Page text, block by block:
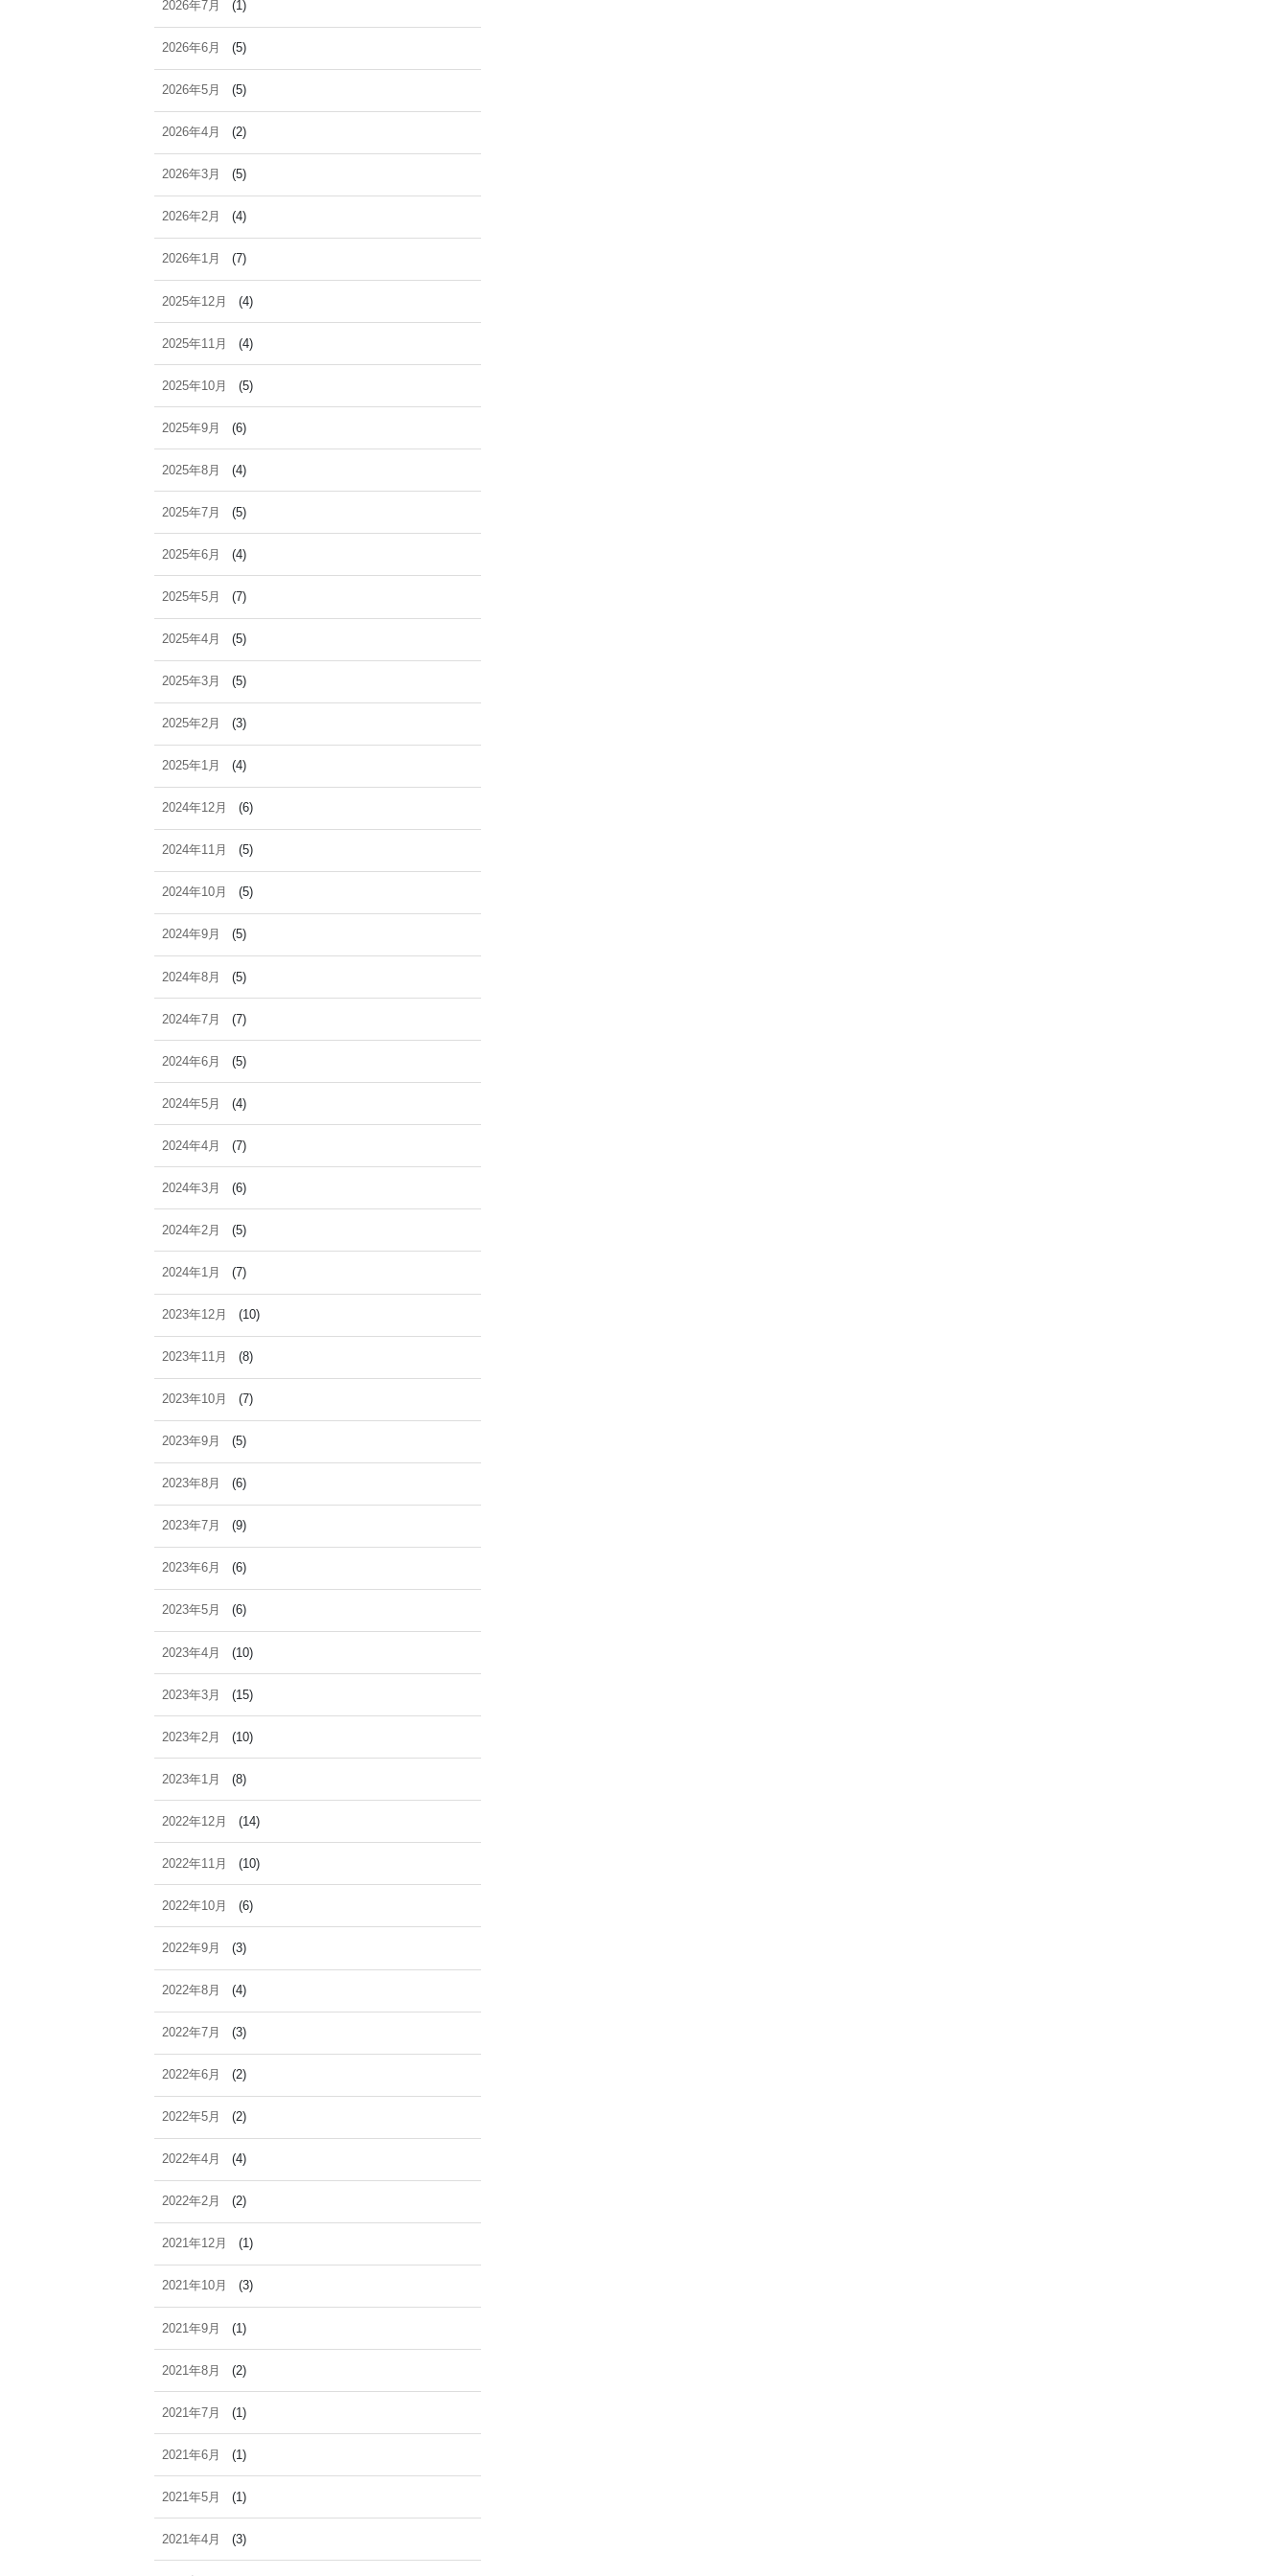
2026年7月 (1)
2026年6月 (5)
2026年5月 (5)
2026年4月 (2)
2026年3月 (5)
2026年2月 (4)
2026年1月 (7)
2025年12月 (4)
2025年11月 (4)
2025年10月 (5)
2025年9月 (6)
2025年8月 (4)
2025年7月 (5)
2025年6月 (4)
2025年5月 (7)
2025年4月 (5)
2025年3月 (5)
2025年2月 (3)
2025年1月 (4)
2024年12月 (6)
2024年11月 (5)
2024年10月 (5)
2024年9月 (5)
2024年8月 (5)
2024年7月 (7)
2024年6月 (5)
2024年5月 (4)
2024年4月 (7)
2024年3月 (6)
2024年2月 (5)
2024年1月 (7)
2023年12月 (10)
2023年11月 (8)
2023年10月 (7)
2023年9月 (5)
2023年8月 (6)
2023年7月 (9)
2023年6月 (6)
2023年5月 (6)
2023年4月 (10)
2023年3月 (15)
2023年2月 (10)
2023年1月 (8)
2022年12月 (14)
2022年11月 (10)
2022年10月 (6)
2022年9月 (3)
2022年8月 (4)
2022年7月 (3)
2022年6月 (2)
2022年5月 (2)
2022年4月 (4)
2022年2月 (2)
2021年12月 (1)
2021年10月 (3)
2021年9月 (1)
2021年8月 (2)
2021年7月 (1)
2021年6月 (1)
2021年5月 (1)
2021年4月 (3)